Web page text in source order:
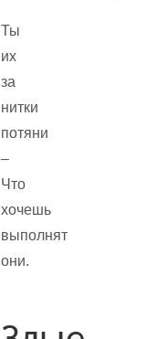
Ты
их
за
нитки
потяни
–
Что
хочешь
выполнят
они.